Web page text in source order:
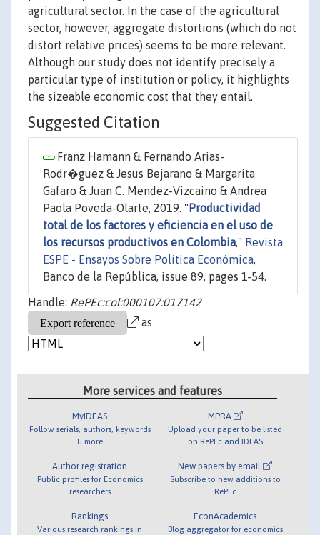
agricultural sector. In the case of the agricultural
sector, however, aggregate distortions (which do not
distort relative prices) seems to be more relevant.
Although our study does not identify precisely a
particular type of institution or policy, it highlights
the sizeable economic cost that they entail.
Suggested Citation
Franz Hamann & Fernando Arias-
Rodr�guez & Jesus Bejarano & Margarita
Gafaro & Juan C. Mendez-Vizcaino & Andrea
Paola Poveda-Olarte, 2019. " Productividad
total de los factores y eficiencia en el uso de
los recursos productivos en Colombia," Revista
ESPE - Ensayos Sobre Política Económica,
Banco de la República, issue 89, pages 1-54.
Handle: RePEc:col:000107:017142
as
More services and features
MyIDEAS
Follow serials, authors, keywords
& more
Author registration
Public profiles for Economics
researchers
Rankings
Various research rankings in
MPRA
Upload your paper to be listed
on RePEc and IDEAS
New papers by email
Subscribe to new additions to
RePEc
EconAcademics
Blog aggregator for economics